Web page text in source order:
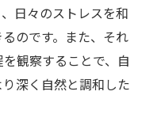
葉植物の配置方法
り入れる工夫
の自然の息吹
植物の選び方
日々のストレスを和
のです。また、それ
観察することで、自
深く自然と調和した